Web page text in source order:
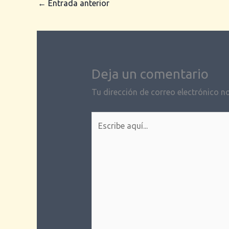
← Entrada anterior
Deja un comentario
Tu dirección de correo electrónico